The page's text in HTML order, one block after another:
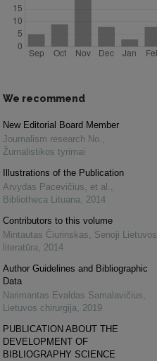
We recommend
New Editorial Board Member
Journalism research No. ,
Žurnalistikos tyrimai
Illustrations of the Publication
Arvydas Pacevičius, et al. ,
Bibliotheca Lituana, 2014
Contributors to this volume
Mintautas Čiurinskas, Senoji Lietuvos
literatūra, 2014
Author Guidelines and Bibliographic
Data
Narimantas Evaldas Samalavičius,
Lietuvos chirurgija, 2019
PUBLICATION ABOUT THE
DEVELOPMENT OF
BIBLIOGRAPHY SCIENCE